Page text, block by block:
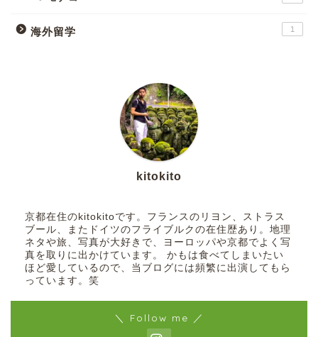
海外留学 1
kitokito
京都在住のkitokitoです。フランスのリヨン、ストラス
ブール、またドイツのフライブルクの在住歴あり。地理
ネタや旅、写真が大好きで、ヨーロッパや京都でよく写
真を取りに出かけています。 かもは食べてしまいたい
ほど愛しているので、当ブログには頻繁に出演してもら
っています。笑
＼ Follow me ／